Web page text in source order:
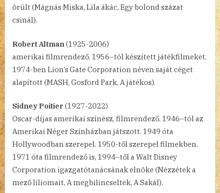
örült (Mágnás Miska, Lila ákác, Egy bolond százat
csinál).
Robert Altman(1925-2006)
amerikai filmrendező. 1956–tól készített játékfilmeket.
1974-ben Lion’s Gate Corporation néven saját céget
alapított (MASH, Gosford Park, A játékos).
Sidney Poitier (1927-2022)
Oscar-díjas amerikai színész, filmrendező. 1946–tól az
Amerikai Néger Színházban játszott. 1949 óta
Hollywoodban szerepel. 1950-től szerepel filmekben.
1971 óta filmrendező is, 1994–től a Walt Disney
Corporation igazgatótanácsának elnöke (Nézzétek a
mező liliomait, A megbilincseltek, A Sakál).